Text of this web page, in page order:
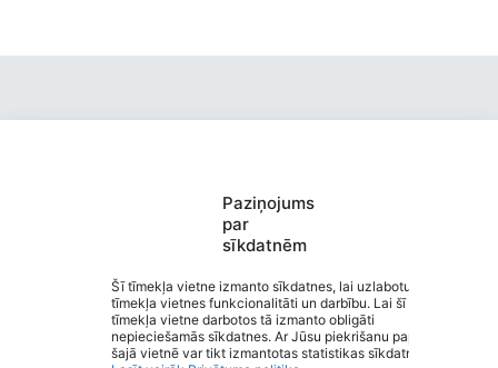
Paziņojums
par
sīkdatnēm
Šī tīmekļa vietne izmanto sīkdatnes, lai uzlabotu
tīmekļa vietnes funkcionalitāti un darbību. Lai šī
tīmekļa vietne darbotos tā izmanto obligāti
nepieciešamās sīkdatnes. Ar Jūsu piekrišanu papildus
šajā vietnē var tikt izmantotas statistikas sīkdatnes.
Valmieras Pārgaujas Valsts